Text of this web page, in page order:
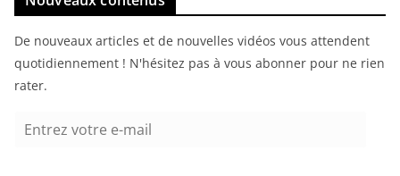
De nouveaux articles et de nouvelles vidéos vous attendent
quotidiennement ! N'hésitez pas à vous abonner pour ne rien
rater.